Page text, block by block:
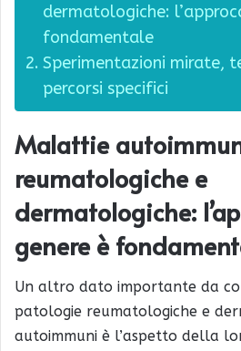
dermatologiche:
fondamentale
Sperimentazioni mirate,
percorsi specifici
Malattie
reumatologiche e
dermatologiche:
genere è
Un altro dato importante da
patologie reumatologiche e
autoimmuni è l’aspetto della